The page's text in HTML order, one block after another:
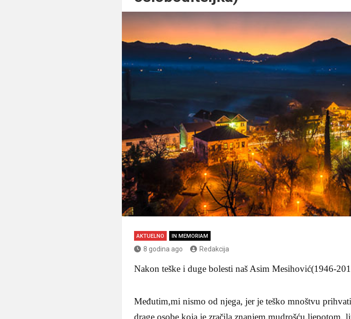
AKTUELNO IN MEMORIAM
8 godina ago Redakcija
Nakon teške i duge bolesti naš Asim Mesihović(1946-
Međutim,mi nismo od njega, jer je teško mnoštvu